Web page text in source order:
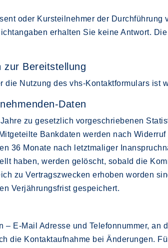
oder Kursteilnehmer der Durchführung
erhalten Sie keine Antwort.
zur Bereitstellung
Nutzung des vhs-Kontaktformulars ist
Daten
zu gesetzlich vorgeschriebenen
Bankdaten werden nach
36 Monate nach letztmaliger
haben, werden gelöscht, sobald die
zu Vertragszwecken erhoben worden
Verjährungsfrist gespeichert.
– E-Mail Adresse und Telefonnummer,
die Kontaktaufnahme bei Änderungen.